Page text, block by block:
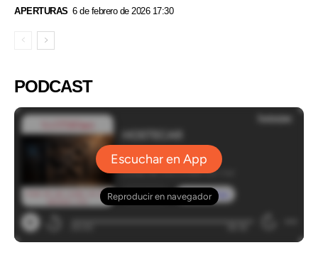
APERTURAS 6 de febrero de 2026 17:30
PODCAST